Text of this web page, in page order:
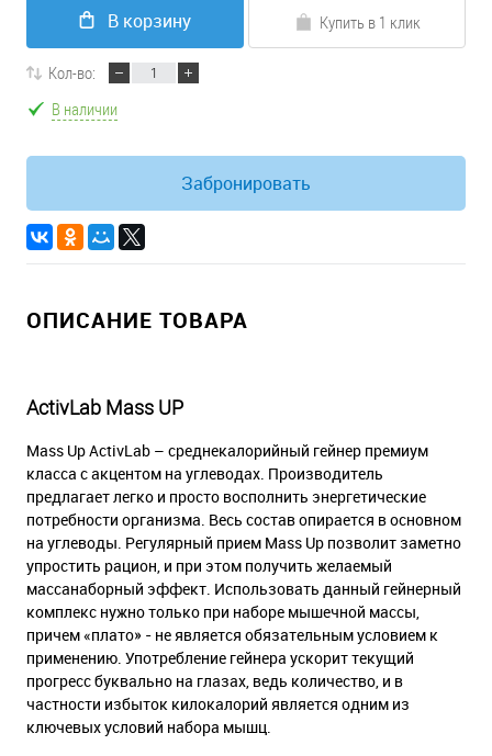
В корзину Купить в 1 клик
Кол-во:
В наличии
Забронировать
ОПИСАНИЕ ТОВАРА
ActivLab Mass UP
Mass Up ActivLab – среднекалорийный гейнер премиум
класса с акцентом на углеводах. Производитель
предлагает легко и просто восполнить энергетические
потребности организма. Весь состав опирается в основном
на углеводы. Регулярный прием Mass Up позволит заметно
упростить рацион, и при этом получить желаемый
массанаборный эффект. Использовать данный гейнерный
комплекс нужно только при наборе мышечной массы,
причем «плато» - не является обязательным условием к
применению. Употребление гейнера ускорит текущий
прогресс буквально на глазах, ведь количество, и в
частности избыток килокалорий является одним из
ключевых условий набора мышц.